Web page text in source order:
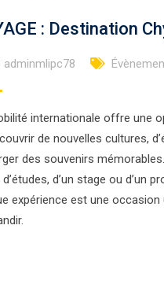
: Destination
adminmlipc78
internationale offre une
de nouvelles cultures,
des souvenirs
d’un stage ou d’un
expérience est une occasion